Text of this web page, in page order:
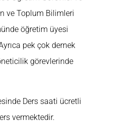
ve Toplum Bilimleri
öğretim üyesi
pek çok dernek
görevlerinde
Ders saati ücretli
vermektedir.